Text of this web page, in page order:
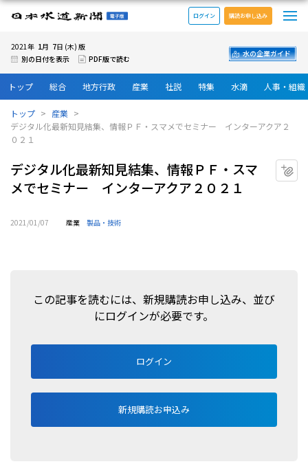
日本水道新聞 電子版
ログイン 購読お申し込み
2021年 1月 7日 (木) 版
別の日付を表示
PDF版で読む
水の企業ガイド
トップ 総合 地方行政 産業 社説 特集 水滴 人事・組織
トップ
産業
デジタル化最新知見結集、情報ＰＦ・スマメでセミナー インターアクア２
０２１
デジタル化最新知見結集、情報ＰＦ・スマ
メでセミナー インターアクア２０２１
2021/01/07 産業 製品・技術
この記事を読むには、新規購読お申し込み、並び
にログインが必要です。
ログイン
新規購読お申込み